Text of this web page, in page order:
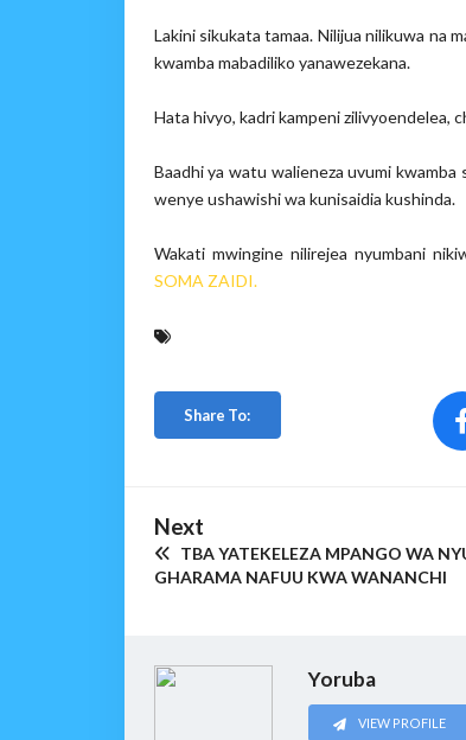
Lakini sikukata tamaa. Nilijua nilikuwa na
kwamba mabadiliko yanawezekana.
Hata hivyo, kadri kampeni zilivyoendelea,
Baadhi ya watu walieneza uvumi
wenye ushawishi wa kunisaidia kushinda.
Wakati mwingine nilirejea nyumbani
SOMA ZAIDI.
Share To:
Next
TBA YATEKELEZA MPANGO WA
GHARAMA NAFUU KWA WANANCHI
Yoruba
VIEW PROFILE